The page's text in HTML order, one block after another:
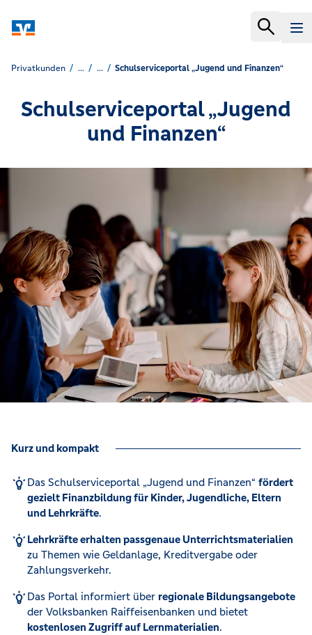
Privatkunden ... ... Schulserviceportal „Jugend und Finanzen“
Schulserviceportal „Jugend
und Finanzen“
Kurz und kompakt
Das Schulserviceportal „Jugend und Finanzen“ fördert
gezielt Finanzbildung für Kinder, Jugendliche, Eltern
und Lehrkräfte.
Lehrkräfte erhalten passgenaue Unterrichtsmaterialien
zu Themen wie Geldanlage, Kreditvergabe oder
Zahlungsverkehr.
Das Portal informiert über regionale Bildungsangebote
der Volksbanken Raiffeisenbanken und bietet
kostenlosen Zugriff auf Lernmaterialien.